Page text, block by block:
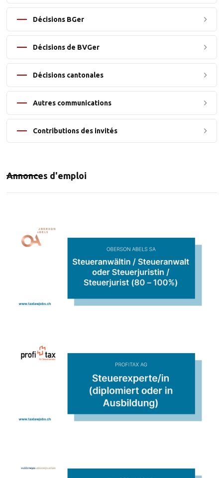
Décisions BGer
Décisions de BVGer
Décisions cantonales
Autres communications
Contributions des invités
Annonces d'emploi